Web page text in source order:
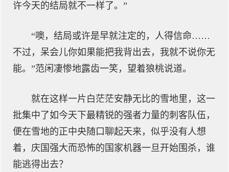
许今天的结局就不一样了。”
“噢，结局或许是早就注定的，人得信命……
不过，呆会儿你如果能把我背出去，我就不说你无
能。”范闲凄惨地露齿一笑，望着狼桃说道。
就在这样一片白茫茫安静无比的雪地里，这一
批集中了如今天下最精锐的强者力量的刺客队伍，
便在雪地的正中央随口聊起天来，似乎没有人想
着，庆国强大而恐怖的国家机器一旦开始围杀，谁
能逃得出去？